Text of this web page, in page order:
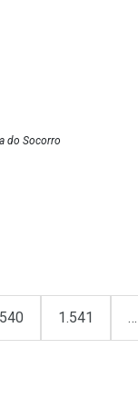
do Socorro
1.541 …